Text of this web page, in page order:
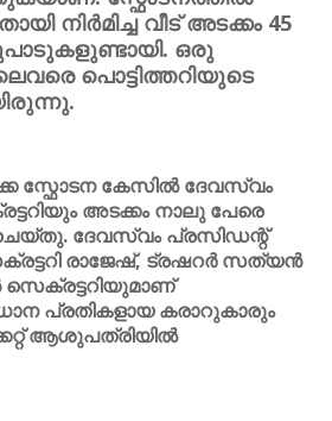
നിര്‍മിച്ച വീട് അടക്കം 45
ഒരു
പൊട്ടിത്തറിയുടെ
സ്ഫോടന കേസില്‍ ദേവസ്വം
അടക്കം നാലു പേരെ
ദേവസ്വം പ്രസിഡന്റ്
രാജേഷ്, ട്രഷറര്‍ സത്യന്‍
പ്രതികളായ കരാറുകാരും
ആശുപത്രിയില്‍